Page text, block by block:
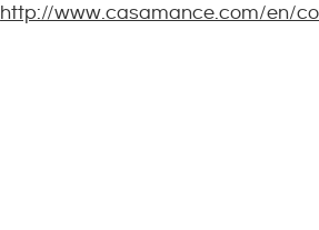
http://www.casamance.com/en/